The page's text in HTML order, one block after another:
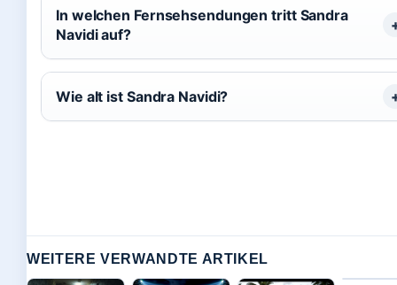
In welchen Fernsehsendungen tritt Sandra
Navidi auf?
Wie alt ist Sandra Navidi?
WEITERE VERWANDTE ARTIKEL